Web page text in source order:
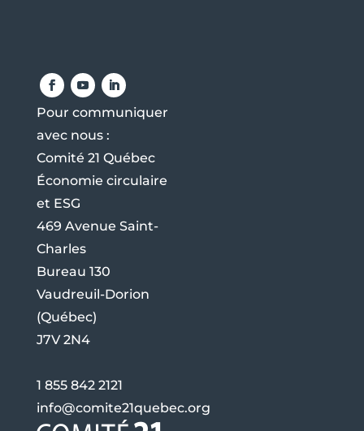
Pour communiquer
avec nous :
Comité 21 Québec
Économie circulaire
et ESG
469 Avenue Saint-
Charles
Bureau 130
Vaudreuil-Dorion
(Québec)
J7V 2N4
1 855 842 2121
info@comite21quebec.org